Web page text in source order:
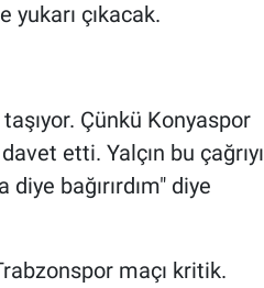
yukarı çıkacak.
Çünkü Konyaspor
etti. Yalçın bu çağrıyı
bağırırdım" diye
maçı kritik.